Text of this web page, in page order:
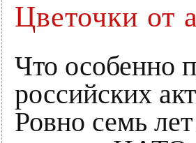
Цветочки от
Что особенно
российских
Ровно семь